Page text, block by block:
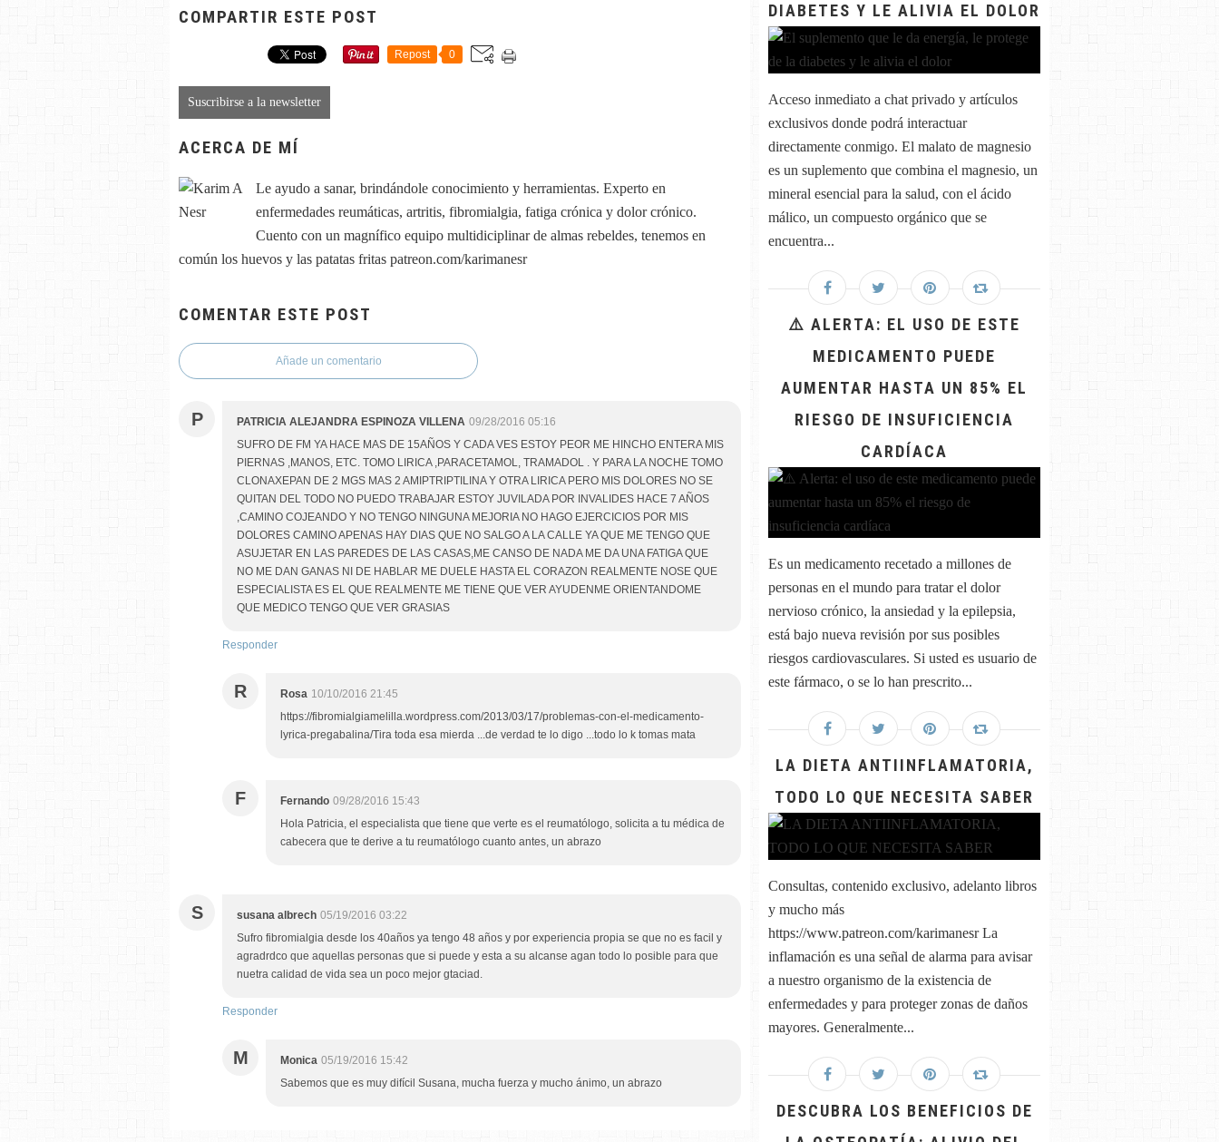
COMPARTIR ESTE POST
Repost 0
Suscribirse a la newsletter
ACERCA DE MÍ
Le ayudo a sanar, brindándole conocimiento y herramientas. Experto en
enfermedades reumáticas, artritis, fibromialgia, fatiga crónica y dolor crónico.
Cuento con un magnífico equipo multidiciplinar de almas rebeldes, tenemos en
común los huevos y las patatas fritas patreon.com/karimanesr
COMENTAR ESTE POST
Añade un comentario
P PATRICIA ALEJANDRA ESPINOZA VILLENA 09/28/2016 05:16
SUFRO DE FM YA HACE MAS DE 15AÑOS Y CADA VES ESTOY PEOR ME HINCHO ENTERA MIS
PIERNAS ,MANOS, ETC. TOMO LIRICA ,PARACETAMOL, TRAMADOL . Y PARA LA NOCHE TOMO
CLONAXEPAN DE 2 MGS MAS 2 AMIPTRIPTILINA Y OTRA LIRICA PERO MIS DOLORES NO SE
QUITAN DEL TODO NO PUEDO TRABAJAR ESTOY JUVILADA POR INVALIDES HACE 7 AÑOS
,CAMINO COJEANDO Y NO TENGO NINGUNA MEJORIA NO HAGO EJERCICIOS POR MIS
DOLORES CAMINO APENAS HAY DIAS QUE NO SALGO A LA CALLE YA QUE ME TENGO QUE
ASUJETAR EN LAS PAREDES DE LAS CASAS,ME CANSO DE NADA ME DA UNA FATIGA QUE
NO ME DAN GANAS NI DE HABLAR ME DUELE HASTA EL CORAZON REALMENTE NOSE QUE
ESPECIALISTA ES EL QUE REALMENTE ME TIENE QUE VER AYUDENME ORIENTANDOME
QUE MEDICO TENGO QUE VER GRASIAS
Responder
R Rosa 10/10/2016 21:45
https://fibromialgiamelilla.wordpress.com/2013/03/17/problemas-con-el-medicamento-
lyrica-pregabalina/Tira toda esa mierda ...de verdad te lo digo ...todo lo k tomas mata
F Fernando 09/28/2016 15:43
Hola Patricia, el especialista que tiene que verte es el reumatólogo, solicita a tu médica de
cabecera que te derive a tu reumatólogo cuanto antes, un abrazo
S susana albrech 05/19/2016 03:22
Sufro fibromialgia desde los 40años ya tengo 48 años y por experiencia propia se que no es facil y
agradrdco que aquellas personas que si puede y esta a su alcanse agan todo lo posible para que
nuetra calidad de vida sea un poco mejor gtaciad.
Responder
M Monica 05/19/2016 15:42
Sabemos que es muy difícil Susana, mucha fuerza y mucho ánimo, un abrazo
DIABETES Y LE ALIVIA EL DOLOR
Acceso inmediato a chat privado y artículos
exclusivos donde podrá interactuar
directamente conmigo. El malato de magnesio
es un suplemento que combina el magnesio, un
mineral esencial para la salud, con el ácido
málico, un compuesto orgánico que se
encuentra...
⚠️ ALERTA: EL USO DE ESTE
MEDICAMENTO PUEDE
AUMENTAR HASTA UN 85% EL
RIESGO DE INSUFICIENCIA
CARDÍACA
Es un medicamento recetado a millones de
personas en el mundo para tratar el dolor
nervioso crónico, la ansiedad y la epilepsia,
está bajo nueva revisión por sus posibles
riesgos cardiovasculares. Si usted es usuario de
este fármaco, o se lo han prescrito...
LA DIETA ANTIINFLAMATORIA,
TODO LO QUE NECESITA SABER
Consultas, contenido exclusivo, adelanto libros
y mucho más
https://www.patreon.com/karimanesr La
inflamación es una señal de alarma para avisar
a nuestro organismo de la existencia de
enfermedades y para proteger zonas de daños
mayores. Generalmente...
DESCUBRA LOS BENEFICIOS DE